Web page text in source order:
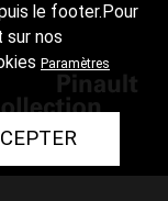
le footer.Pour
sur nos
Paramètres